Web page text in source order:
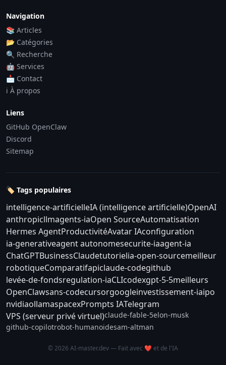
Navigation
📚 Articles
📂 Catégories
🔍 Recherche
🤖 Services
📩 Contact
ℹ️ À propos
Liens
GitHub OpenClaw
Discord
Sitemap
🏷️ Tags populaires
intelligence-artificielleIA (intelligence artificielle)OpenAI
anthropicllmagents-iaOpen SourceAutomatisation
Hermes AgentProductivitéAvatar IAconfiguration
ia-generativeagent autonomesecurite-iaagent-ia
ChatGPTBusinessClaudetutorielia-open-sourcemeilleur
robotiqueComparatifapiclaude-codegithub
levée-de-fondsregulation-iaCLIcodexgpt-5-5meilleurs
OpenClawsans-codecursorgoogleinvestissement-iaipo
nvidiaollamaspacexPrompts IATelegram
VPS (serveur privé virtuel)claude-fable-5elon-musk
github-copilotrobot-humanoidesam-altman
© 2026 AI-master.dev — Fait avec ❤️ et de l'IA